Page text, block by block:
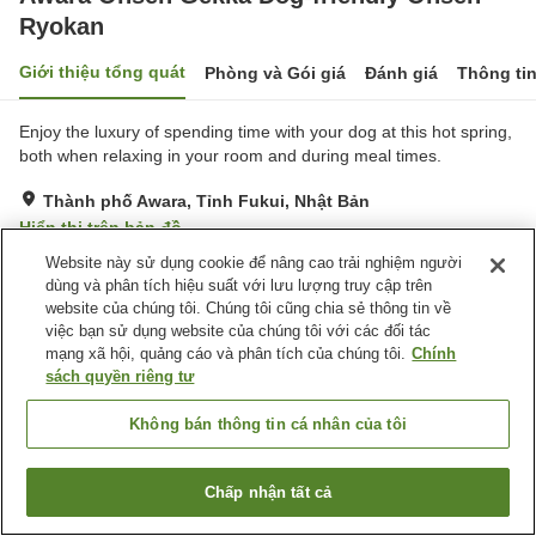
Ryokan
Giới thiệu tổng quát Phòng và Gói giá Đánh giá Thông
Enjoy the luxury of spending time with your dog at this hot spring,
both when relaxing in your room and during meal times.
Thành phố Awara, Tỉnh Fukui, Nhật Bản
Hiển thị trên bản đồ
Tuyệt vời Đánh giá:145lượt
Tiện nghi chỗ nghỉ
Bãi đỗ xe
Trang chủ Nhật Bản Tỉnh Fukui
Thành phố Awara
Tìm phòng trống
Website này sử dụng cookie để nâng cao trải nghiệm người
dùng và phân tích hiệu suất với lưu lượng truy cập trên
website của chúng tôi. Chúng tôi cũng chia sẻ thông tin về
việc bạn sử dụng website của chúng tôi với các đối tác
mạng xã hội, quảng cáo và phân tích của chúng tôi. Chính
sách quyền riêng tư
Không bán thông tin cá nhân của tôi
Chấp nhận tất cả